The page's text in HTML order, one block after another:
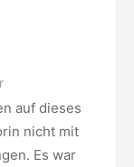
auf dieses
nicht mit
Es war